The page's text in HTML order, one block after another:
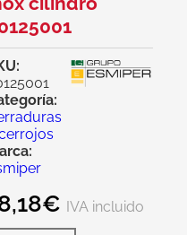
€ IVA incluido